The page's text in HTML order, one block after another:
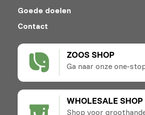
ZOOS SHOP
Ga naar onze one-
WHOLESALE SHOP
Shop voor
Goede doelen
Contact